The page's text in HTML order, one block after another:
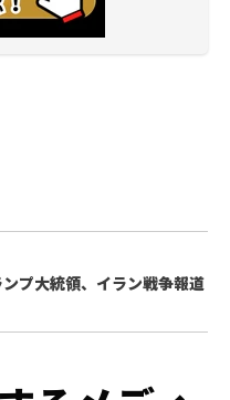
ンプ大統領、イラン戦争報道